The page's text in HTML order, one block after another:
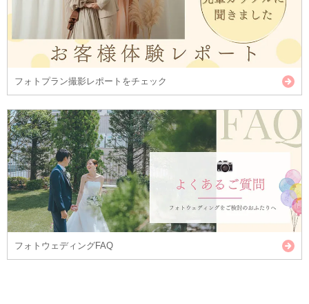
フォトプラン撮影レポートをチェック
フォトウェディングFAQ